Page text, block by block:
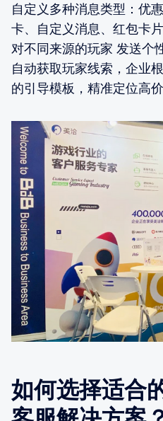
自定义多种消息类型：优
卡、自定义消息、红包卡
对不同来源的玩家 发送个
自动获取玩家线索，企业
的引导模板，精准定位高价
如何选择适合